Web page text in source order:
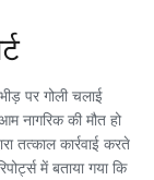
पर गोली चलाई
नागरिक की मौत हो
तत्काल कार्रवाई करते
में बताया गया कि